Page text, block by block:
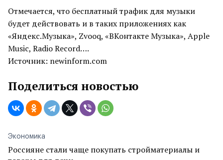
Отмечается, что бесплатный трафик для музыки
будет действовать и в таких приложениях как
«Яндекс.Музыка», Zvooq, «ВКонтакте Музыка», Apple
Music, Radio Record….
Источник: newinform.com
Поделиться новостью
Экономика
Россияне стали чаще покупать стройматериалы и